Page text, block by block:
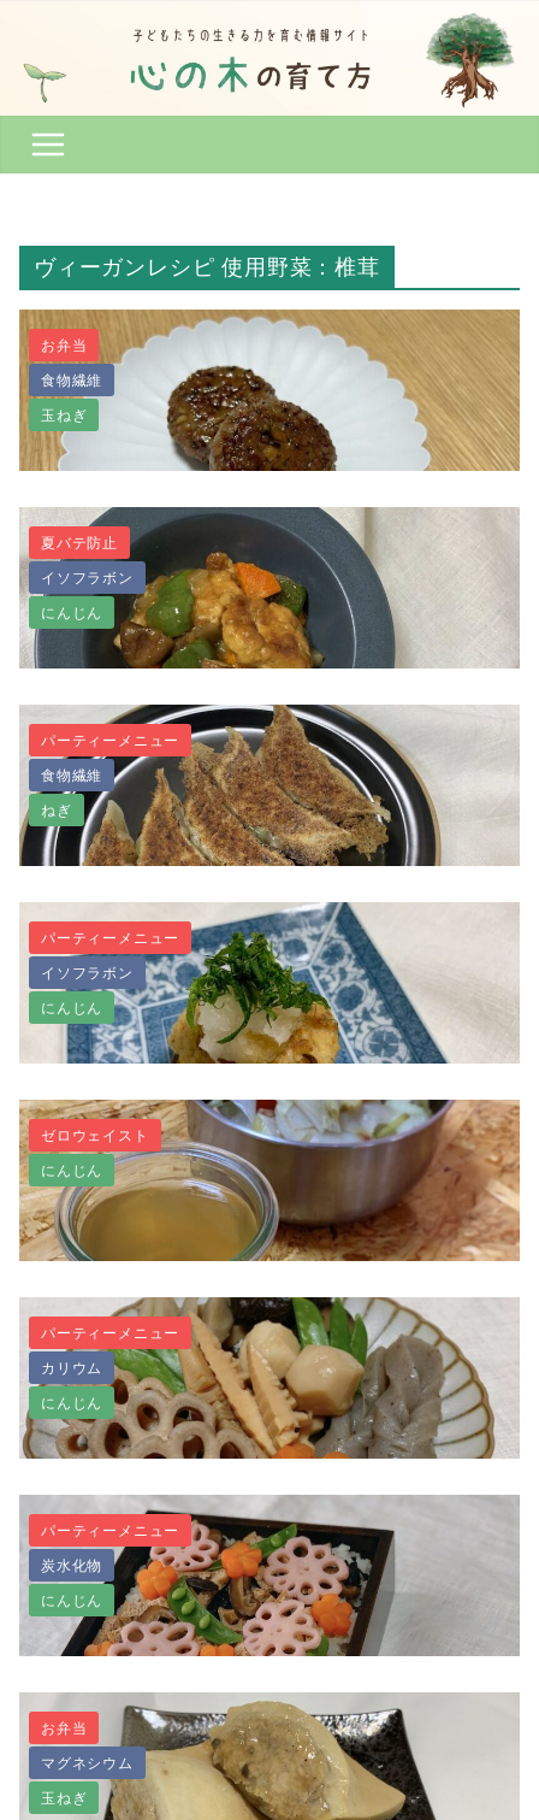
ヴィーガンレシピ 使用野菜：椎茸
【お肉不使用・たかきびレシピ】たかきびハンバーグ
お弁当
食物繊維
玉ねぎ
凍らせ豆腐のヴィーガン酢豚風
夏バテ防止
イソフラボン
にんじん
【お肉なし】ジューシー！ヴィーガン高野豆腐餃子
パーティーメニュー
食物繊維
ねぎ
【お肉なし】つなぎは炊いたごはん！高野豆腐ハンバ
ーグ
パーティーメニュー
イソフラボン
にんじん
【動画付き】野菜くずで作るうま味たっぷりベジブロ
ス（野菜だし）
ゼロウェイスト
にんじん
お節やお食い初めに・基本のお煮しめ
パーティーメニュー
カリウム
にんじん
魚嫌いのお子さんに！ベジちらし寿司
パーティーメニュー
炭水化物
にんじん
お弁当
マグネシウム
玉ねぎ